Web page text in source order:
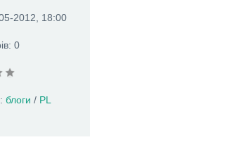
2012, 18:00
0
блоги / PL